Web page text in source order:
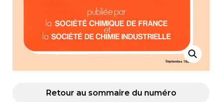
Retour au sommaire du numéro